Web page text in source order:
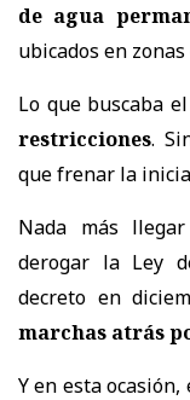
de agua
ubicados en
Lo que buscaba
restricciones.
que frenar la
Nada más
derogar la Ley
decreto en
marchas atrás
Y en esta